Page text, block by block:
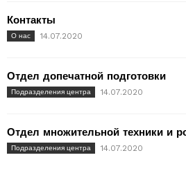
Контакты
О нас 14.07.2020
Отдел допечатной подготовки
Подразделения центра 14.07.2020
Отдел множительной техники и
Подразделения центра 14.07.2020